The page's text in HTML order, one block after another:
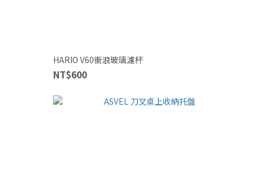
HARIO V60衝浪玻璃濾杯
NT$600